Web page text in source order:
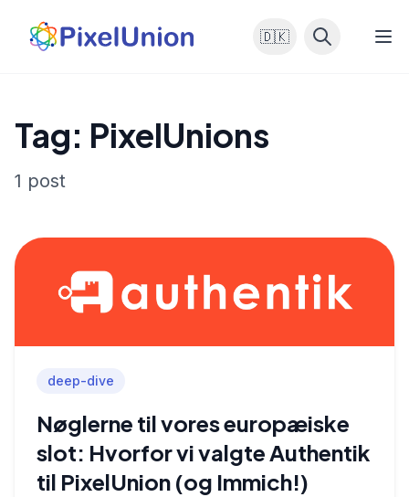
🇩🇰
Tag: PixelUnions
1 post
deep-dive
Nøglerne til vores europæiske
slot: Hvorfor vi valgte Authentik
til PixelUnion (og Immich!)